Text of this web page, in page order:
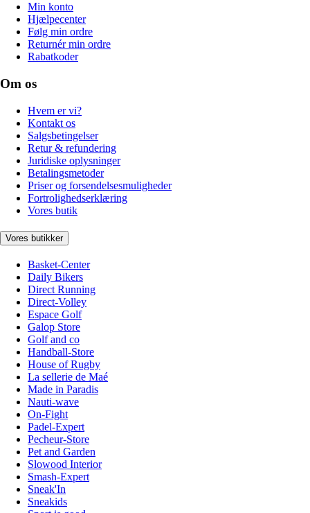
Min konto
Hjælpecenter
Følg min ordre
Returnér min ordre
Rabatkoder
Om os
Hvem er vi?
Kontakt os
Salgsbetingelser
Retur & refundering
Juridiske oplysninger
Betalingsmetoder
Priser og forsendelsesmuligheder
Fortrolighedserklæring
Vores butik
Vores butikker
Basket-Center
Daily Bikers
Direct Running
Direct-Volley
Espace Golf
Galop Store
Golf and co
Handball-Store
House of Rugby
La sellerie de Maé
Made in Paradis
Nauti-wave
On-Fight
Padel-Expert
Pecheur-Store
Pet and Garden
Slowood Interior
Smash-Expert
Sneak'In
Sneakids